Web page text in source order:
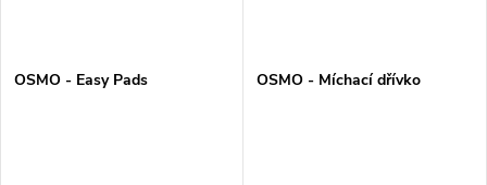
OSMO - Easy Pads OSMO - Míchací dřívko